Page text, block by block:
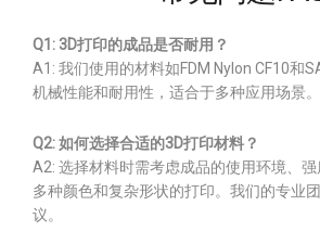
Q1: 3D打印的成品是否耐用？
A1: 我们使用的材料如FDM Nylon CF10和
机械性能和耐用性，适合于多种应用场景。
Q2: 如何选择合适的3D打印材料？
A2: 选择材料时需考虑成品的使用环境、
多种颜色和复杂形状的打印。我们的专业
议。